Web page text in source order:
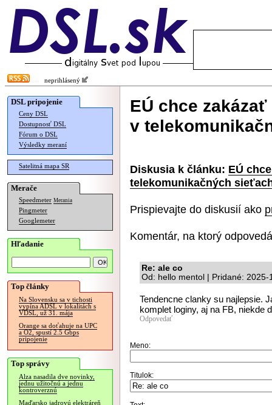
neprihlásený
DSL pripojenie
Ceny DSL
Dostupnosť DSL
Fórum o DSL
Výsledky meraní
Satelitná mapa SR
Merače
Speedmeter Merania
Pingmeter
Googlemeter
Hľadanie
Top články
Na Slovensku sa v tichosti
vypína ADSL v lokalitách s
VDSL, už 31. mája
Orange sa doťahuje na UPC
a O2, spustí 2.5 Gbps
pripojenie
Top správy
Alza nasadila dve novinky,
jednu užitočnú a jednu
kontroverznú
Maďarsko jadrovú elektráreň
EÚ chce
v
Diskusia k článku: EÚ
telekomunikačných
Prispievajte do diskusií ako
Komentár, na ktorý
Re: ale co
Od: hello mentol | Pridané: 2025-
Tendencne clanky su najlepsie.
komplet loginy, aj na FB, niekde
Odpovedať
Meno:
Titulok: